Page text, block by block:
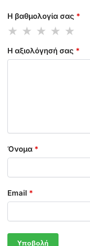
Η βαθμολογία σας *
Η αξιολόγησή σας *
Όνομα *
Email *